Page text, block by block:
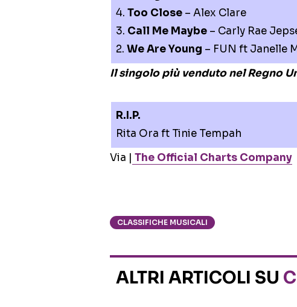
4. Too Close – Alex Clare
3. Call Me Maybe – Carly Rae
2. We Are Young – FUN ft Janelle
Il singolo più venduto nel Regno
R.I.P.
Rita Ora ft Tinie Tempah
Via |
The Official Charts Company
CLASSIFICHE MUSICALI
ALTRI ARTICOLI SU